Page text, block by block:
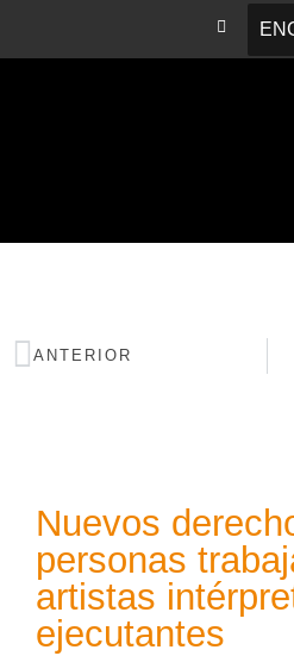
ANTERIOR
Nuevos
personas
artistas
ejecutantes